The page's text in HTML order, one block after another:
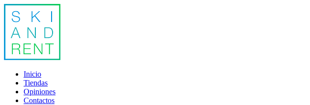
Inicio
Tiendas
Opiniones
Contactos